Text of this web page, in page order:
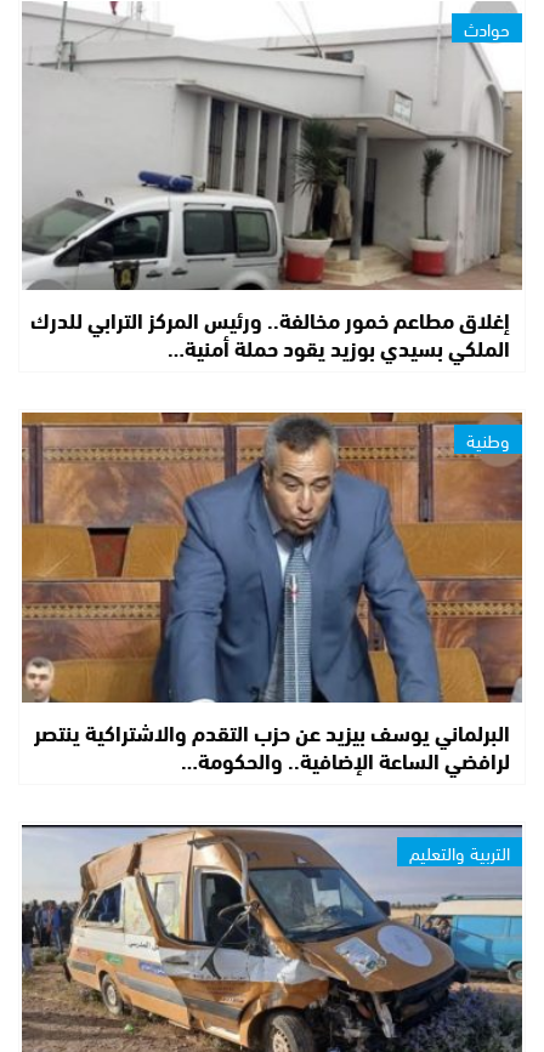
حوادث
إغلاق مطاعم خمور مخالفة.. ورئيس المركز الترابي للدرك
الملكي بسيدي بوزيد يقود حملة أمنية…
وطنية
البرلماني يوسف بيزيد عن حزب التقدم والاشتراكية ينتصر
لرافضي الساعة الإضافية.. والحكومة…
التربية والتعليم